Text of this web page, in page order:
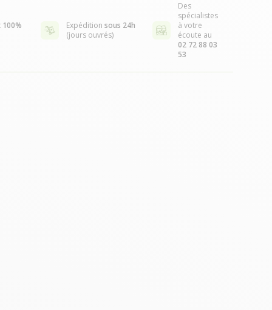
100%
Expédition sous 24h
(jours ouvrés)
Des
spécialistes
à votre
écoute au
02 72 88 03
53